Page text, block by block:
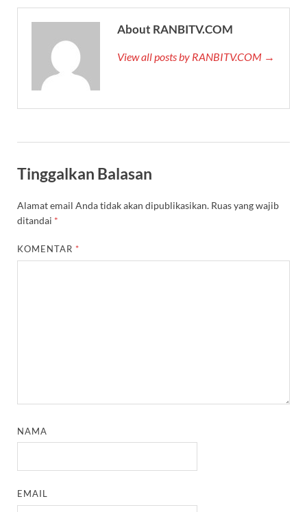
About RANBITV.COM
View all posts by RANBITV.COM →
Tinggalkan Balasan
Alamat email Anda tidak akan dipublikasikan. Ruas yang wajib
ditandai *
KOMENTAR *
NAMA
EMAIL